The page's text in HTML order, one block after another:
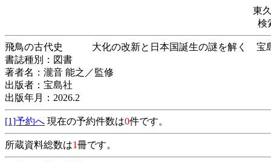
東
検
飛鳥の古代史 大化の改新と日本国誕生の謎を
書誌種別：図書
著者名：瀧音 能之／監修
出版者：宝島社
出版年月：2026.2
[1]予約へ 現在の予約件数は0件です。
所蔵資料総数は1冊です。